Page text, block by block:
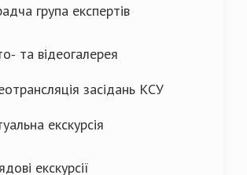
група експертів
та відеогалерея
засідань КСУ
екскурсія
екскурсії